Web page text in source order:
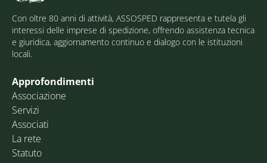
Con oltre 80 anni di attività, ASSOSPED rappresenta e tutela gli
interessi delle imprese di spedizione, offrendo assistenza tecnica
e giuridica, aggiornamento continuo e dialogo con le istituzioni
locali.
Approfondimenti
Associazione
Servizi
Associati
La rete
Statuto